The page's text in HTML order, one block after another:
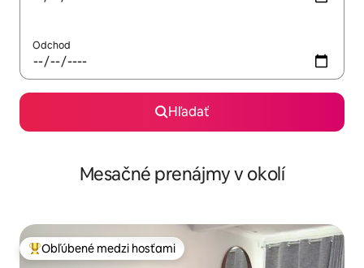
Odchod
Hľadať
Mesačné prenájmy v okolí
Najobľúbenejšie medzi hosťami
Obľúbené medzi hosťami